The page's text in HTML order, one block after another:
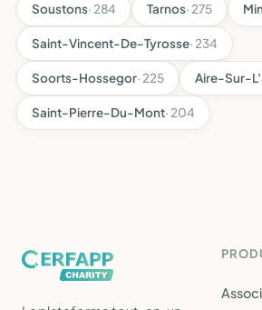
Soustons· 284 Tarnos· 275
Saint-Vincent-De-Tyrosse· 234
Soorts-Hossegor· 225 Aire-Sur-
Saint-Pierre-Du-Mont· 204